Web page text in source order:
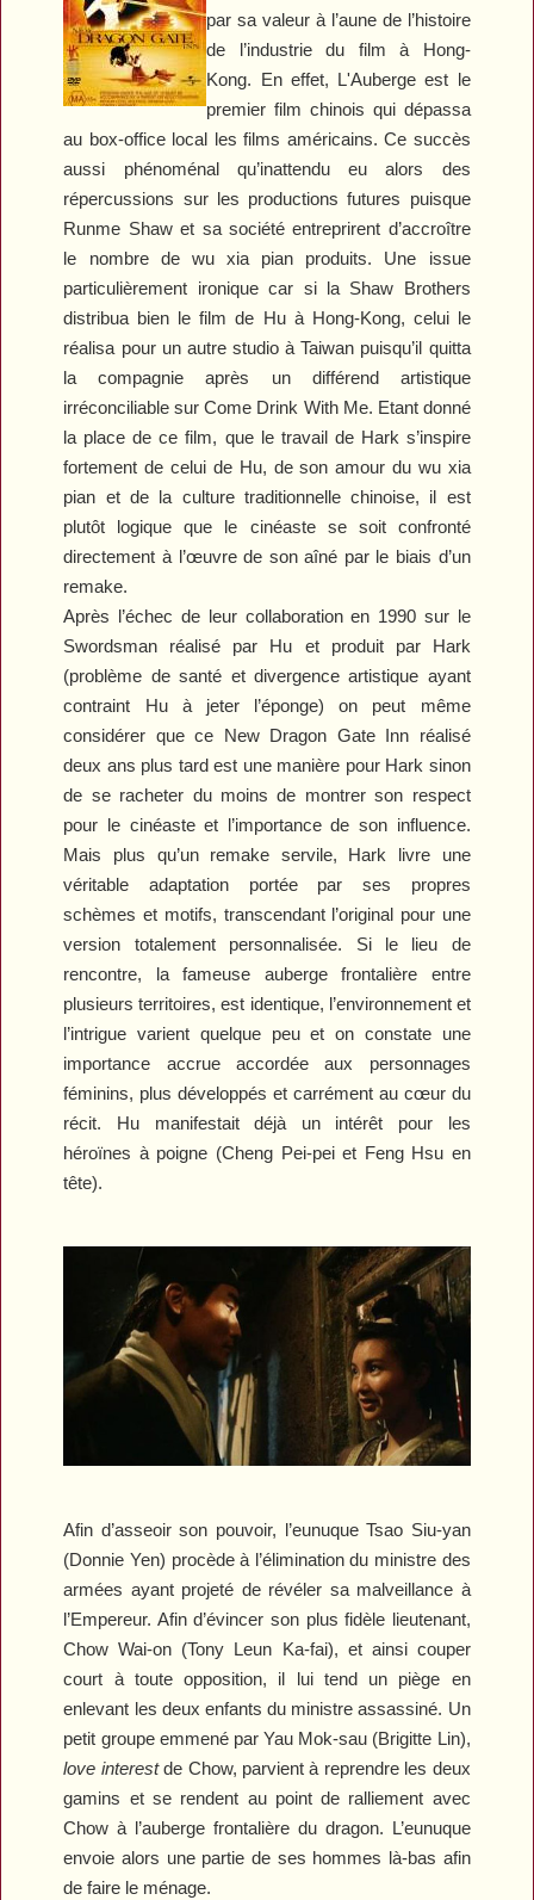
par sa valeur à l’aune de l’histoire
de l’industrie du film à Hong-
Kong. En effet, L'Auberge est le
premier film chinois qui dépassa
au box-office local les films américains. Ce succès
aussi phénoménal qu’inattendu eu alors des
répercussions sur les productions futures puisque
Runme Shaw et sa société entreprirent d’accroître
le nombre de wu xia pian produits. Une issue
particulièrement ironique car si la Shaw Brothers
distribua bien le film de Hu à Hong-Kong, celui le
réalisa pour un autre studio à Taiwan puisqu’il quitta
la compagnie après un différend artistique
irréconciliable surCome Drink With Me. Etant donné
la place de ce film, que le travail de Hark s’inspire
fortement de celui de Hu, de son amour du wu xia
pian et de la culture traditionnelle chinoise, il est
plutôt logique que le cinéaste se soit confronté
directement à l’œuvre de son aîné par le biais d’un
remake.
Après l’échec de leur collaboration en 1990 sur le
Swordsman réalisé par Hu et produit par Hark
(problème de santé et divergence artistique ayant
contraint Hu à jeter l’éponge) on peut même
considérer que ce New Dragon Gate Inn réalisé
deux ans plus tard est une manière pour Hark sinon
de se racheter du moins de montrer son respect
pour le cinéaste et l’importance de son influence.
Mais plus qu’un remake servile, Hark livre une
véritable adaptation portée par ses propres
schèmes et motifs, transcendant l’original pour une
version totalement personnalisée. Si le lieu de
rencontre, la fameuse auberge frontalière entre
plusieurs territoires, est identique, l’environnement et
l’intrigue varient quelque peu et on constate une
importance accrue accordée aux personnages
féminins, plus développés et carrément au cœur du
récit. Hu manifestait déjà un intérêt pour les
héroïnes à poigne (Cheng Pei-pei et Feng Hsu en
tête).
Afin d’asseoir son pouvoir, l’eunuque Tsao Siu-yan
(Donnie Yen) procède à l’élimination du ministre des
armées ayant projeté de révéler sa malveillance à
l’Empereur. Afin d’évincer son plus fidèle lieutenant,
Chow Wai-on (Tony Leun Ka-fai), et ainsi couper
court à toute opposition, il lui tend un piège en
enlevant les deux enfants du ministre assassiné. Un
petit groupe emmené par Yau Mok-sau (Brigitte Lin),
love interestde Chow, parvient à reprendre les deux
gamins et se rendent au point de ralliement avec
Chow à l’auberge frontalière du dragon. L’eunuque
envoie alors une partie de ses hommes là-bas afin
de faire le ménage.